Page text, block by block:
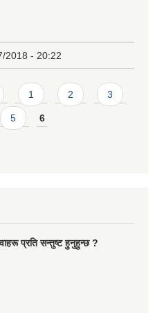
2018 - 20:22
1 2 3
5 6
प्रति सन्तुष्ट हुनुहुन्छ ?